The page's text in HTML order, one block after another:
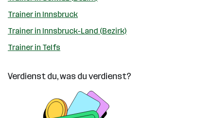
Trainer in Innsbruck
Trainer in Innsbruck-Land (Bezirk)
Trainer in Telfs
Verdienst du, was du verdienst?